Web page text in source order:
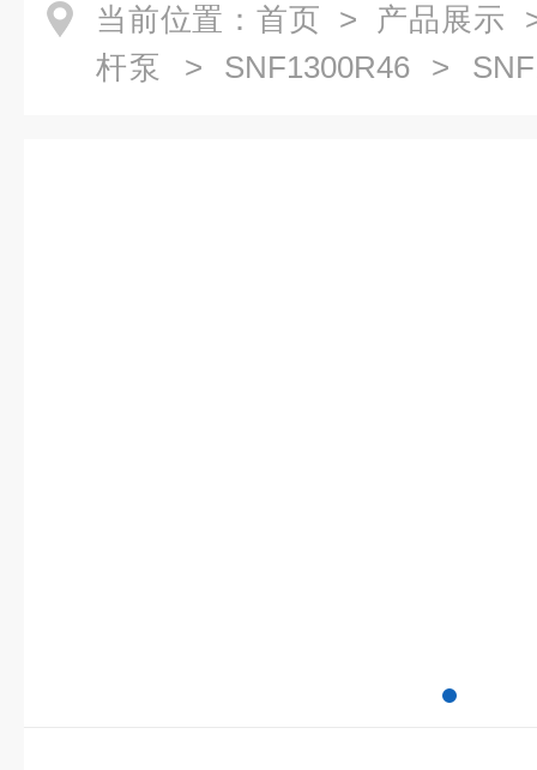
当前位置： 首页 > 产品展示
杆泵
> SNF1300R46 >